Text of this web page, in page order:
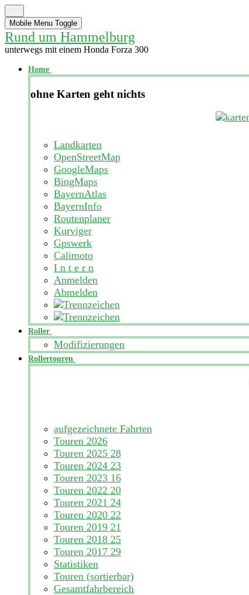
Mobile Menu Toggle
Rund um Hammelburg
unterwegs mit einem Honda Forza 300
Home
ohne Karten geht nichts
Landkarten
OpenStreetMap
GoogleMaps
BingMaps
BayernAtlas
BayernInfo
Routenplaner
Kurviger
Gpswerk
Calimoto
I n t e r n
Anmelden
Abmelden
Roller
Modifizierungen
Rollertouren
aufgezeichnete Fahrten
Touren 2026
Touren 2025 28
Touren 2024 23
Touren 2023 16
Touren 2022 20
Touren 2021 24
Touren 2020 22
Touren 2019 21
Touren 2018 25
Touren 2017 29
Statistiken
Touren (sortierbar)
Gesamtfahrbereich